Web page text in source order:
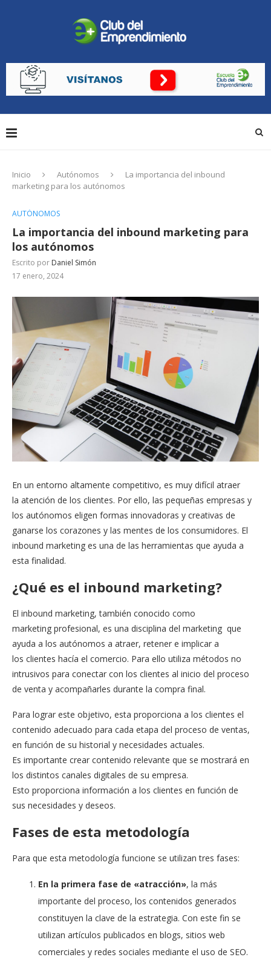
Inicio Autónomos
La importancia del inbound
marketing para los autónomos
AUTÓNOMOS
La importancia del inbound marketing para
los autónomos
Escrito por Daniel Simón
17 enero, 2024
En un entorno altamente competitivo, es muy difícil atraer
la atención de los clientes. Por ello, las pequeñas empresas y
los autónomos eligen formas innovadoras y creativas de
ganarse los corazones y las mentes de los consumidores. El
inbound marketing es una de las herramientas que ayuda a
esta finalidad.
¿Qué es el inbound marketing?
El inbound marketing, también conocido como
marketing profesional, es una disciplina del marketing que
ayuda a los autónomos a atraer, retener e implicar a
los clientes hacía el comercio. Para ello utiliza métodos no
intrusivos para conectar con los clientes al inicio del proceso
de venta y acompañarles durante la compra final.
Para lograr este objetivo, esta proporciona a los clientes el
contenido adecuado para cada etapa del proceso de ventas,
en función de su historial y necesidades actuales.
Es importante crear contenido relevante que se mostrará en
los distintos canales digitales de su empresa.
Esto proporciona información a los clientes en función de
sus necesidades y deseos.
Fases de esta metodología
Para que esta metodología funcione se utilizan tres fases:
En la primera fase de «atracción», la más
importante del proceso, los contenidos generados
constituyen la clave de la estrategia. Con este fin se
utilizan artículos publicados en blogs, sitios web
comerciales y redes sociales mediante el uso de SEO.